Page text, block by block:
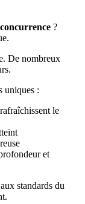
concurrence ?
De nombreux
uniques :
le
et
standards du